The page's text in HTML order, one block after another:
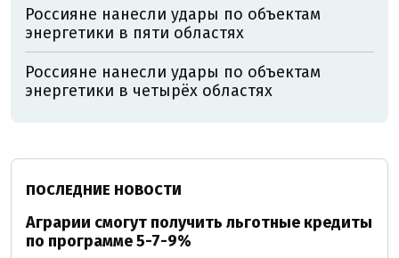
Россияне нанесли удары по объектам
энергетики в пяти областях
Россияне нанесли удары по объектам
энергетики в четырёх областях
ПОСЛЕДНИЕ НОВОСТИ
Аграрии смогут получить льготные кредиты
по программе 5-7-9%